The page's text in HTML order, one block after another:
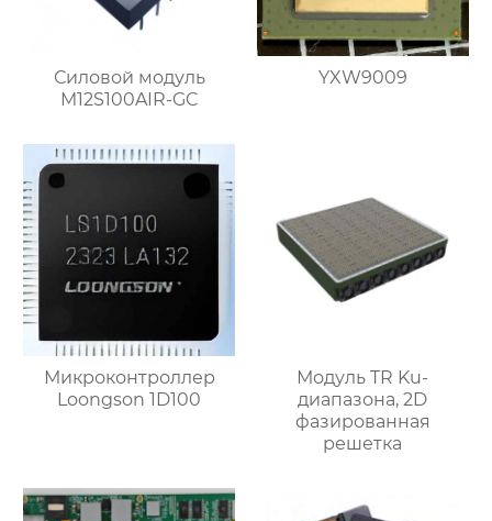
Силовой модуль
M12S100AIR-GC
YXW9009
Микроконтроллер
Loongson 1D100
Модуль TR Ku-
диапазона, 2D
фазированная
решетка